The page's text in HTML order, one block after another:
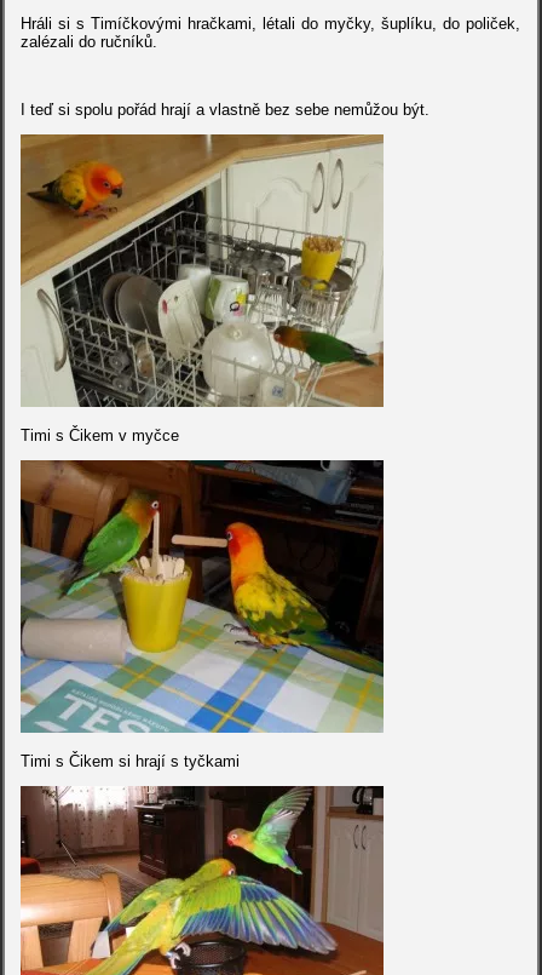
Hráli si s Timíčkovými hračkami, létali do myčky, šuplíku, do poliček,
zalézali do ručníků.
I teď si spolu pořád hrají a vlastně bez sebe nemůžou být.
Timi s Čikem v myčce
Timi s Čikem si hrají s tyčkami